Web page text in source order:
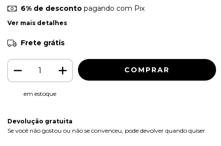
6% de descontopagando com Pix
Ver mais detalhes
Frete grátis
em estoque
Devolução gratuita
Se você não gostou ou não se convenceu, pode devolver quando quiser.